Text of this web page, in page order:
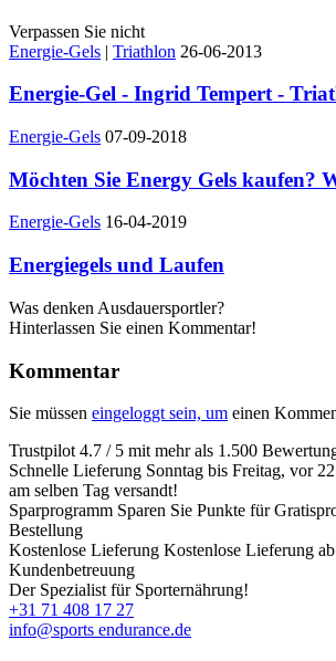
Verpassen Sie nicht
Energie-Gels | Triathlon 26-06-2013
Energie-Gel - Ingrid Tempert -
Energie-Gels 07-09-2018
Möchten Sie Energy Gels kaufen?
Energie-Gels 16-04-2019
Energiegels und Laufen
Was denken Ausdauersportler?
Hinterlassen Sie einen Kommentar!
Kommentar
Sie müssen eingeloggt sein, um einen
Trustpilot 4.7 / 5 mit mehr als 1.500
Schnelle Lieferung Sonntag bis Freitag, vor
am selben Tag versandt!
Sparprogramm Sparen Sie Punkte für
Bestellung
Kostenlose Lieferung Kostenlose Lieferung
Kundenbetreuung
Der Spezialist für Sporternährung!
+31 71 408 17 27
info@sports endurance.de